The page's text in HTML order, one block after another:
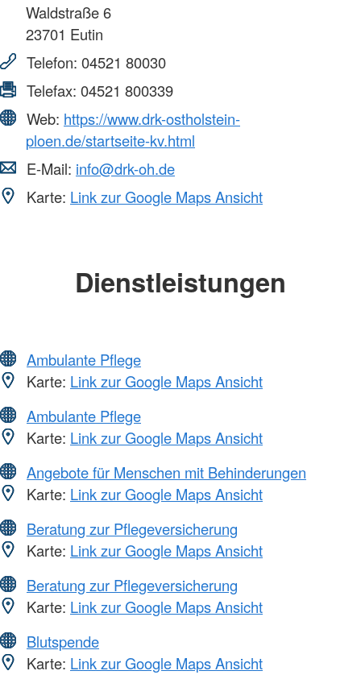
Waldstraße 6
23701 Eutin
Telefon: 04521 80030
Telefax: 04521 800339
Web: https://www.drk-ostholstein-
ploen.de/startseite-kv.html
E-Mail: info@drk-oh.de
Karte: Link zur Google Maps Ansicht
Dienstleistungen
Ambulante Pflege
Karte: Link zur Google Maps Ansicht
Ambulante Pflege
Karte: Link zur Google Maps Ansicht
Angebote für Menschen mit Behinderungen
Karte: Link zur Google Maps Ansicht
Beratung zur Pflegeversicherung
Karte: Link zur Google Maps Ansicht
Beratung zur Pflegeversicherung
Karte: Link zur Google Maps Ansicht
Blutspende
Karte: Link zur Google Maps Ansicht